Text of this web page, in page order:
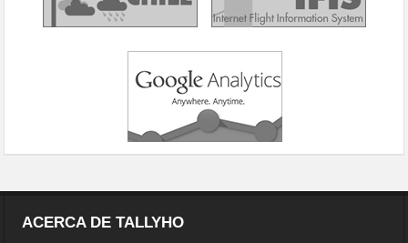
ACERCA DE TALLYHO